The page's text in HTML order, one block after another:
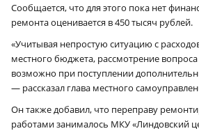
Сообщается, что для этого пока нет
ремонта оценивается в 450 тысяч рублей.
«Учитывая непростую ситуацию с
местного бюджета, рассмотрение
возможно при поступлении
— рассказал глава местного
Он также добавил, что переправу
работами занималось МКУ «Линдовский